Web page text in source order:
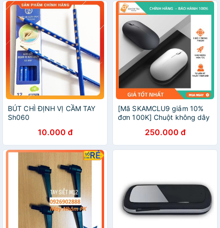
BÚT CHÌ ĐỊNH VỊ CẦM TAY
Sh060
10.000 đ
[Mã SKAMCLU9 giảm 10%
đơn 100K] Chuột không dây
250.000 đ